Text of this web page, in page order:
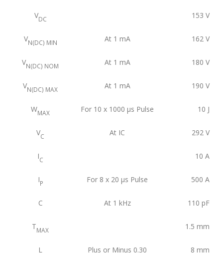
VDC 153 V
VN(DC) MIN At 1 mA 162 V
VN(DC) NOM At 1 mA 180 V
VN(DC) MAX At 1 mA 190 V
WMAX For 10 x 1000 μs Pulse 10 J
VC At IC 292 V
IC 10 A
IP For 8 x 20 μs Pulse 500 A
C At 1 kHz 110 pF
TMAX 1.5 mm
L Plus or Minus 0.30 8 mm